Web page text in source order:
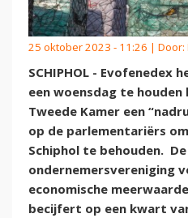
25 oktober 2023 - 11:26 | Door:
SCHIPHOL - Evofenedex
een woensdag te
Tweede Kamer een
op de parlementariërs
Schiphol te behouden. De
ondernemersvereniging
economische
becijfert op een kwart